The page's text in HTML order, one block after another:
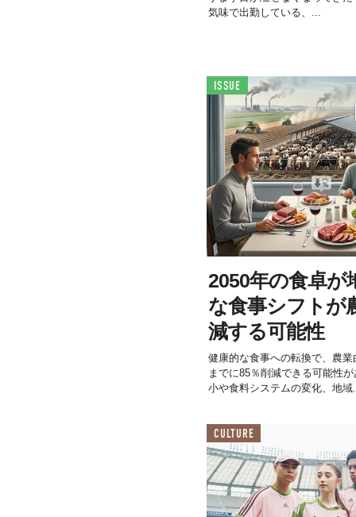
気味で出勤している、...
ISSUE
2050年の食卓が
な食事シフトが
減する可能性
健康的な食事への転換で、農
までに85％削減できる可能性
小や食料システムの変化、地域
CULTURE